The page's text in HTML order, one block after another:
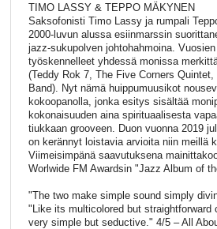
TIMO LASSY & TEPPO MÄKYNEN
Saksofonisti Timo Lassy ja rumpali
2000-luvun alussa esiinmarssin
jazz-sukupolven johtohahmoina.
työskennelleet yhdessä monissa
(Teddy Rok 7, The Five Corners
Band). Nyt nämä huippumuusikot
kokoopanolla, jonka esitys sisältää
kokonaisuuden aina spirituaalisesta
tiukkaan grooveen. Duon vuonna 2019
on kerännyt loistavia arvioita niin meillä
Viimeisimpänä saavutuksena
Worlwide FM Awardsin "Jazz Album of
"The two make simple sound simply
"Like its multicolored but straightforward
very simple but seductive." 4/5 – All